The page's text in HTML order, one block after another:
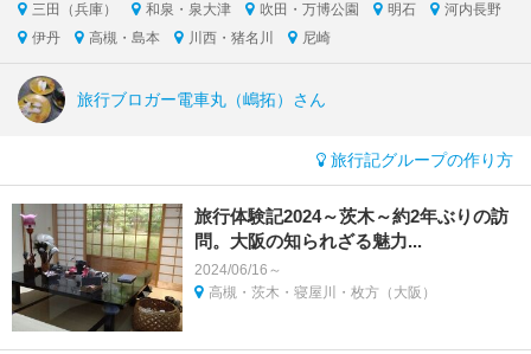
三田（兵庫）
和泉・泉大津 吹田・万博公園 明石
河内長野
伊丹
高槻・島本 川西・猪名川 尼崎
旅行ブロガー電車丸（嶋拓）さん
旅行記グループの作り方
旅行体験記2024～茨木～約2年ぶりの訪
問。大阪の知られざる魅力...
2024/06/16～
高槻・茨木・寝屋川・枚方（大阪）